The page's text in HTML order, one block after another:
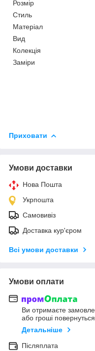
Розмір
Стиль
Матеріал
Вид
Колекція
Заміри
Приховати
Умови доставки
Нова Пошта
Укрпошта
Самовивіз
Доставка кур'єром
Всі умови доставки
Умови оплати
Ви отримаєте
або гроші
Детальніше
Післяплата